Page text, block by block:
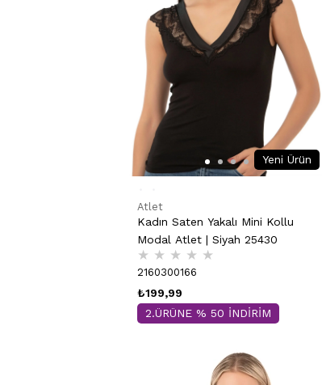
Atlet
Kadın Saten Yakalı Mini Kollu
Modal Atlet | Siyah 25430
★ ★ ★ ★ ★
2160300166
₺199,99
Yeni Ürün
2.ÜRÜNE % 50 İNDİRİM